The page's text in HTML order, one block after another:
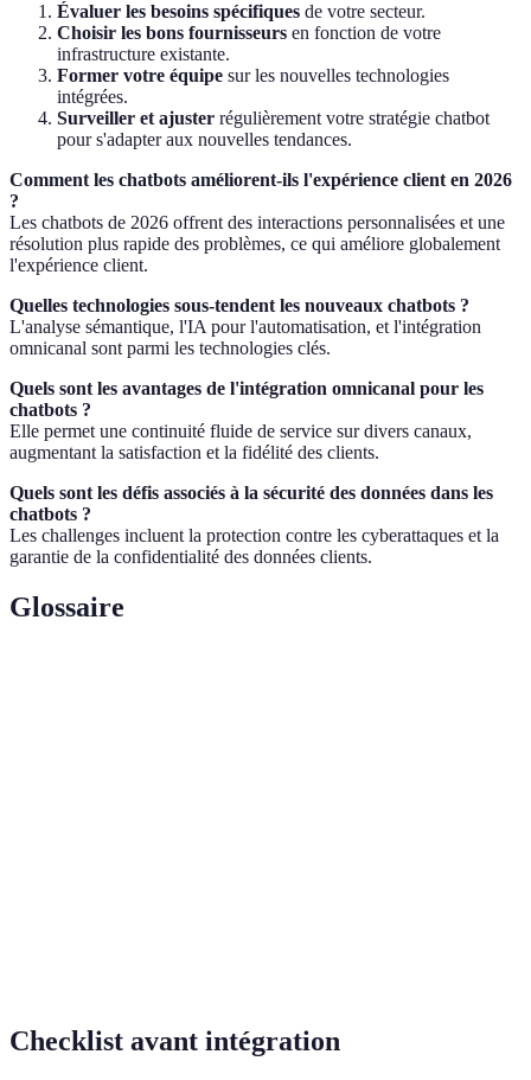
Évaluer les besoins spécifiques de votre secteur.
Choisir les bons fournisseurs en fonction de votre
infrastructure existante.
Former votre équipe sur les nouvelles technologies
intégrées.
Surveiller et ajuster régulièrement votre stratégie chatbot
pour s'adapter aux nouvelles tendances.
Comment les chatbots améliorent-ils l'expérience client en 2026
?
Les chatbots de 2026 offrent des interactions personnalisées et une
résolution plus rapide des problèmes, ce qui améliore globalement
l'expérience client.
Quelles technologies sous-tendent les nouveaux chatbots ?
L'analyse sémantique, l'IA pour l'automatisation, et l'intégration
omnicanal sont parmi les technologies clés.
Quels sont les avantages de l'intégration omnicanal pour les
chatbots ?
Elle permet une continuité fluide de service sur divers canaux,
augmentant la satisfaction et la fidélité des clients.
Quels sont les défis associés à la sécurité des données dans les
chatbots ?
Les challenges incluent la protection contre les cyberattaques et la
garantie de la confidentialité des données clients.
Glossaire
Checklist avant intégration